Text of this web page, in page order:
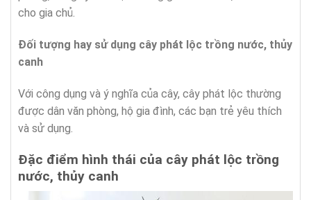
cho gia chủ.
Đối tượng hay sử dụng cây phát lộc trồng nước, thủy
canh
Với công dụng và ý nghĩa của cây, cây phát lộc thường
được dân văn phòng, hộ gia đình, các bạn trẻ yêu thích
và sử dụng.
Đặc điểm hình thái của cây phát lộc trồng
nước, thủy canh